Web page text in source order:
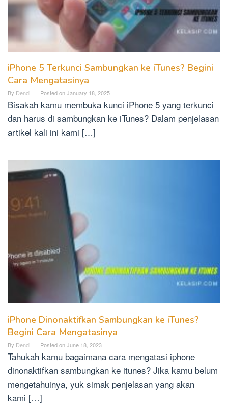
iPhone 5 Terkunci Sambungkan ke iTunes? Begini
Cara Mengatasinya
By Dendi Posted onJanuary 18, 2025
Bisakah kamu membuka kunci iPhone 5 yang terkunci
dan harus di sambungkan ke iTunes? Dalam penjelasan
artikel kali ini kami […]
iPhone Dinonaktifkan Sambungkan ke iTunes?
Begini Cara Mengatasinya
By Dendi Posted onJune 18, 2023
Tahukah kamu bagaimana cara mengatasi iphone
dinonaktifkan sambungkan ke itunes? Jika kamu belum
mengetahuinya, yuk simak penjelasan yang akan
kami […]